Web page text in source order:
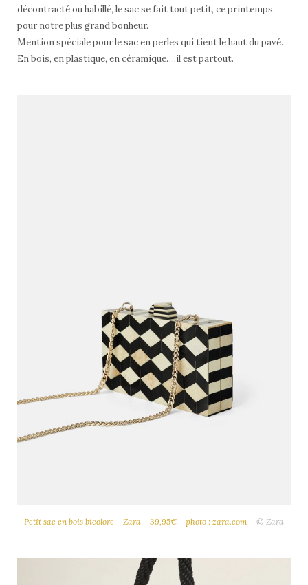
décontracté ou habillé, le sac se fait tout petit, ce printemps,
pour notre plus grand bonheur.
Mention spéciale pour le sac en perles qui tient le haut du pavé.
En bois, en plastique, en céramique….il est partout.
Petit sac en bois bicolore – Zara – 39,95€ – photo : zara.com – © Zara